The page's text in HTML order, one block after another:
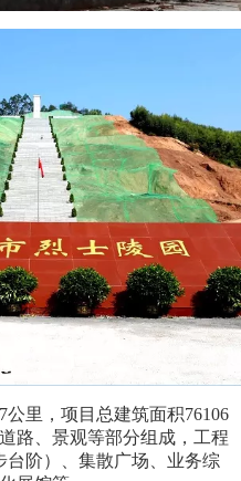
里，项目总建筑面积76106
路、景观等部分组成，工程
台阶）、集散广场、业务综